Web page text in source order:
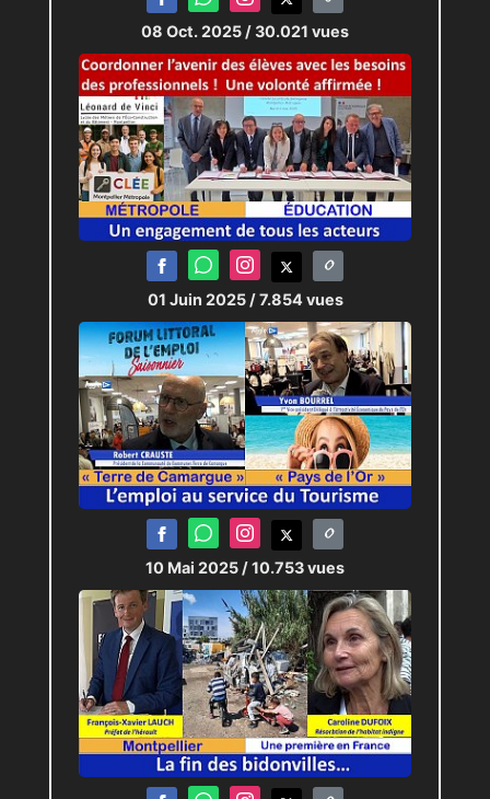
08 Oct. 2025 / 30.021 vues
01 Juin 2025 / 7.854 vues
10 Mai 2025 / 10.753 vues